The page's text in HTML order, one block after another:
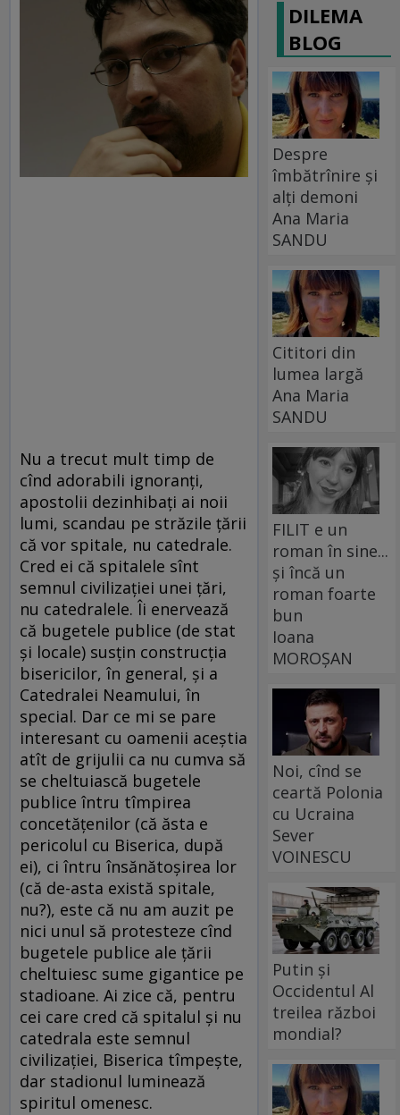
Nu a trecut mult timp de
cînd adorabili ignoranți,
apostolii dezinhibați ai noii
lumi, scandau pe străzile țării
că vor spitale, nu catedrale.
Cred ei că spitalele sînt
semnul civilizației unei țări,
nu catedralele. Îi enervează
că bugetele publice (de stat
și locale) susțin construcția
bisericilor, în general, și a
Catedralei Neamului, în
special. Dar ce mi se pare
interesant cu oamenii aceștia
atît de grijulii ca nu cumva să
se cheltuiască bugetele
publice întru tîmpirea
concetățenilor (că ăsta e
pericolul cu Biserica, după
ei), ci întru însănătoșirea lor
(că de-asta există spitale,
nu?), este că nu am auzit pe
nici unul să protesteze cînd
bugetele publice ale țării
cheltuiesc sume gigantice pe
stadioane. Ai zice că, pentru
cei care cred că spitalul și nu
catedrala este semnul
civilizației, Biserica tîmpește,
dar stadionul luminează
spiritul omenesc.
DILEMA
BLOG
Despre
îmbătrînire și
alți demoni
Ana Maria
SANDU
Cititori din
lumea largă
Ana Maria
SANDU
FILIT e un
roman în sine...
și încă un
roman foarte
bun
Ioana
MOROȘAN
Noi, cînd se
ceartă Polonia
cu Ucraina
Sever
VOINESCU
Putin și
Occidentul Al
treilea război
mondial?